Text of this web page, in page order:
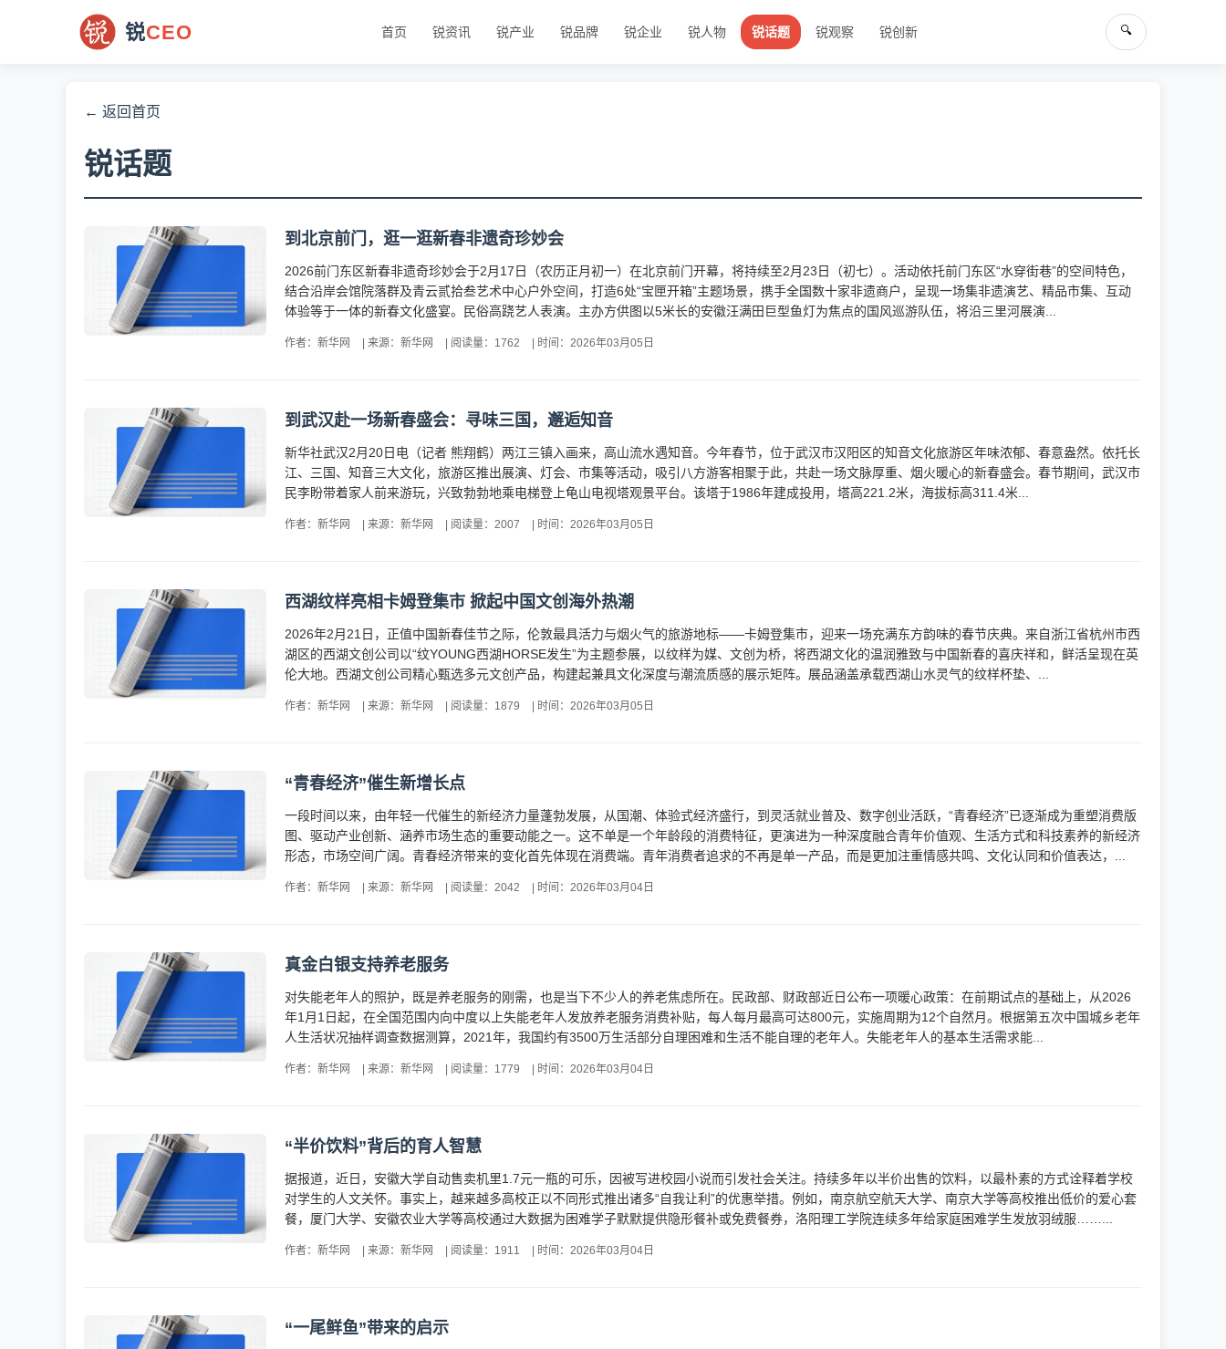
锐CEO 首页 锐资讯 锐产业 锐品牌 锐企业 锐人物 锐话题 锐观察 锐创新 🔍
← 返回首页
锐话题
到北京前门，逛一逛新春非遗奇珍妙会
2026前门东区新春非遗奇珍妙会于2月17日（农历正月初一）在北京前门开幕，将持续至2月23日（初七）。活动依托前门东区“水穿街巷”的空间特色，
结合沿岸会馆院落群及青云贰拾叁艺术中心户外空间，打造6处“宝匣开箱”主题场景，携手全国数十家非遗商户，呈现一场集非遗演艺、精品市集、互动
体验等于一体的新春文化盛宴。民俗高跷艺人表演。主办方供图以5米长的安徽汪满田巨型鱼灯为焦点的国风巡游队伍，将沿三里河展演...
作者：新华网 来源：新华网 阅读量：1762 时间：2026年03月05日
到武汉赴一场新春盛会：寻味三国，邂逅知音
新华社武汉2月20日电（记者 熊翔鹤）两江三镇入画来，高山流水遇知音。今年春节，位于武汉市汉阳区的知音文化旅游区年味浓郁、春意盎然。依托长
江、三国、知音三大文化，旅游区推出展演、灯会、市集等活动，吸引八方游客相聚于此，共赴一场文脉厚重、烟火暖心的新春盛会。春节期间，武汉市
民李盼带着家人前来游玩，兴致勃勃地乘电梯登上龟山电视塔观景平台。该塔于1986年建成投用，塔高221.2米，海拔标高311.4米...
作者：新华网 来源：新华网 阅读量：2007 时间：2026年03月05日
西湖纹样亮相卡姆登集市 掀起中国文创海外热潮
2026年2月21日，正值中国新春佳节之际，伦敦最具活力与烟火气的旅游地标——卡姆登集市，迎来一场充满东方韵味的春节庆典。来自浙江省杭州市西
湖区的西湖文创公司以“纹YOUNG西湖HORSE发生”为主题参展，以纹样为媒、文创为桥，将西湖文化的温润雅致与中国新春的喜庆祥和，鲜活呈现在英
伦大地。西湖文创公司精心甄选多元文创产品，构建起兼具文化深度与潮流质感的展示矩阵。展品涵盖承载西湖山水灵气的纹样杯垫、...
作者：新华网 来源：新华网 阅读量：1879 时间：2026年03月05日
“青春经济”催生新增长点
一段时间以来，由年轻一代催生的新经济力量蓬勃发展，从国潮、体验式经济盛行，到灵活就业普及、数字创业活跃，“青春经济”已逐渐成为重塑消费版
图、驱动产业创新、涵养市场生态的重要动能之一。这不单是一个年龄段的消费特征，更演进为一种深度融合青年价值观、生活方式和科技素养的新经济
形态，市场空间广阔。青春经济带来的变化首先体现在消费端。青年消费者追求的不再是单一产品，而是更加注重情感共鸣、文化认同和价值表达，...
作者：新华网 来源：新华网 阅读量：2042 时间：2026年03月04日
真金白银支持养老服务
对失能老年人的照护，既是养老服务的刚需，也是当下不少人的养老焦虑所在。民政部、财政部近日公布一项暖心政策：在前期试点的基础上，从2026
年1月1日起，在全国范围内向中度以上失能老年人发放养老服务消费补贴，每人每月最高可达800元，实施周期为12个自然月。根据第五次中国城乡老年
人生活状况抽样调查数据测算，2021年，我国约有3500万生活部分自理困难和生活不能自理的老年人。失能老年人的基本生活需求能...
作者：新华网 来源：新华网 阅读量：1779 时间：2026年03月04日
“半价饮料”背后的育人智慧
据报道，近日，安徽大学自动售卖机里1.7元一瓶的可乐，因被写进校园小说而引发社会关注。持续多年以半价出售的饮料，以最朴素的方式诠释着学校
对学生的人文关怀。事实上，越来越多高校正以不同形式推出诸多“自我让利”的优惠举措。例如，南京航空航天大学、南京大学等高校推出低价的爱心套
餐，厦门大学、安徽农业大学等高校通过大数据为困难学子默默提供隐形餐补或免费餐券，洛阳理工学院连续多年给家庭困难学生发放羽绒服……...
作者：新华网 来源：新华网 阅读量：1911 时间：2026年03月04日
“一尾鲜鱼”带来的启示